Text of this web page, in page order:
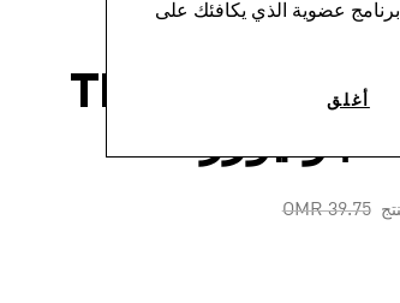
عضوية الذي يكافئك على
أغلق
قميص TERRACE ICON
جونيورز
Price reduced from
OMR 39.75
to